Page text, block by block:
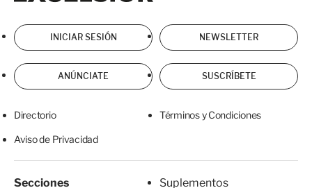
INICIAR SESIÓN NEWSLETTER
ANÚNCIATE SUSCRÍBETE
Directorio Términos y Condiciones
Aviso de Privacidad
Secciones
Suplementos